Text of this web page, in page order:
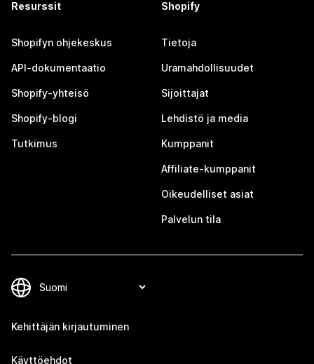
Resurssit
Shopifyn ohjekeskus
API-dokumentaatio
Shopify-yhteisö
Shopify-blogi
Tutkimus
Shopify
Tietoja
Uramahdollisuudet
Sijoittajat
Lehdistö ja media
Kumppanit
Affiliate-kumppanit
Oikeudelliset asiat
Palvelun tila
Kehittäjän kirjautuminen
Käyttöehdot